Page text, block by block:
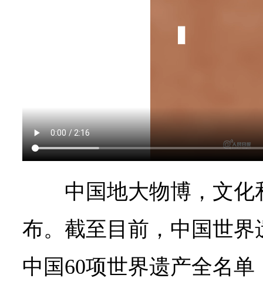
中国地大物博，文
布。截至目前，中国世界
中国60项世界遗产全名